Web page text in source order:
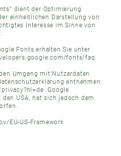
dient der Optimierung
einheitlichen Darstellung von
Interesse im Sinne von
Fonts erhalten Sie unter
fonts/faq
Umgang mit Nutzerdaten
entnehmen:
.Google
USA, hat sich jedoch dem
EU-US-Framework